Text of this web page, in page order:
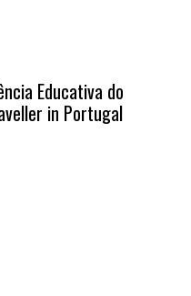
Educativa do
in Portugal